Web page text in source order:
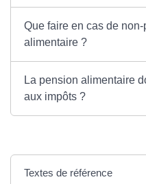
Que faire en cas de
alimentaire ?
La pension alimentaire
aux impôts ?
Textes de référence